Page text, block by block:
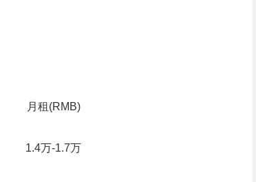
月租(RMB)
1.4万-1.7万